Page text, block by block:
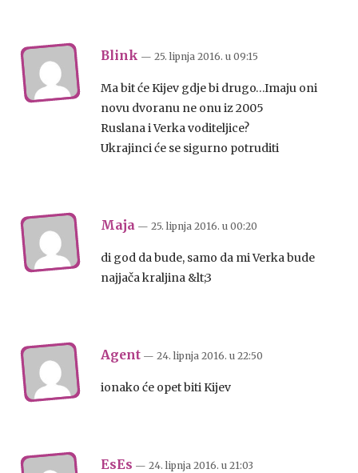
Blink — 25. lipnja 2016. u 09:15
Ma bit će Kijev gdje bi drugo…Imaju oni
novu dvoranu ne onu iz 2005
Ruslana i Verka voditeljice?
Ukrajinci će se sigurno potruditi
Maja — 25. lipnja 2016. u 00:20
di god da bude, samo da mi Verka bude
najjača kraljina &lt;3
Agent — 24. lipnja 2016. u 22:50
ionako će opet biti Kijev
EsEs — 24. lipnja 2016. u 21:03